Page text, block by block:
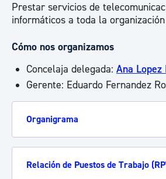
Prestar servicios de
informáticos a toda la
Cómo nos organizamos
Concelaja delegada: Ana
Gerente: Eduardo Fernandez
Organigrama
Relación de Puestos de Trabajo